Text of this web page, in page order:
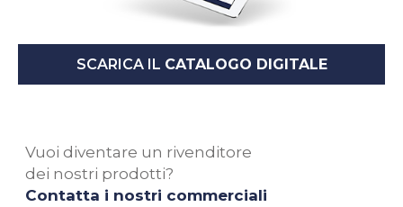
SCARICA IL CATALOGO DIGITALE
Vuoi diventare un rivenditore
dei nostri prodotti?
Contatta i nostri commerciali